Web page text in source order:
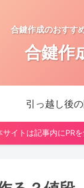
合鍵作成のおすす
合鍵作
引っ越し後
サイトは記事内にPR